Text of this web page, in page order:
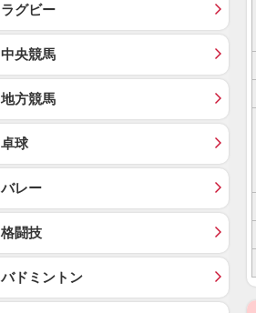
ラグビー
中央競馬
地方競馬
卓球
バレー
格闘技
バドミントン